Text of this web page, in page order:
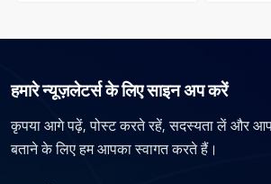
हमारे न्यूज़लेटर्स के लिए साइन अप करें
कृपया आगे पढ़ें, पोस्ट करते रहें, सदस्यता लें और
बताने के लिए हम आपका स्वागत करते हैं।